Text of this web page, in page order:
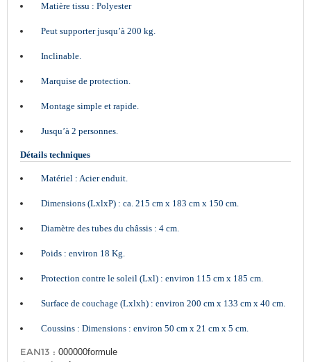
Matière tissu : Polyester
Peut supporter jusqu’à 200 kg.
Inclinable.
Marquise de protection.
Montage simple et rapide.
Jusqu’à 2 personnes.
Détails techniques
Matériel : Acier enduit.
Dimensions (LxlxP) : ca. 215 cm x 183 cm x 150 cm.
Diamètre des tubes du châssis : 4 cm.
Poids : environ 18 Kg.
Protection contre le soleil (Lxl) : environ 115 cm x 185 cm.
Surface de couchage (Lxlxh) : environ 200 cm x 133 cm x 40 cm.
Coussins : Dimensions : environ 50 cm x 21 cm x 5 cm.
EAN13 : 000000formule